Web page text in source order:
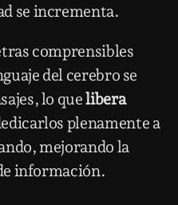
se incrementa.
comprensibles
del cerebro se
lo quelibera
plenamente a
mejorando la
información.